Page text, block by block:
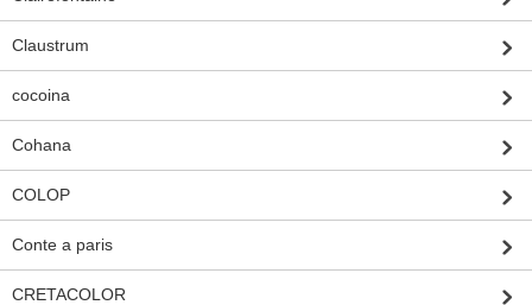
Claustrum
cocoina
Cohana
COLOP
Conte a paris
CRETACOLOR